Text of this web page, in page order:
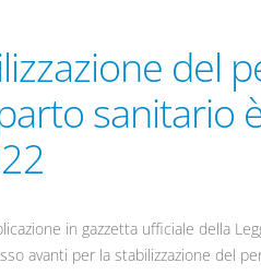
del
sanitario
in gazzetta ufficiale della
avanti per la stabilizzazione del